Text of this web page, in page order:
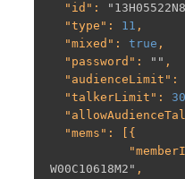
  "
id ":
  "
type ": 11 ,
  "
mixed ": true ,
  "
password ": "" ,
  "
audienceLimit ":
  "
talkerLimit ": 30
  "
  "
mems ": [{
           "
W00C10618M2" ,